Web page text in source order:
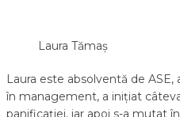
Laura Tămaș
Laura este absolventă de
în management, a inițiat
panificației, iar apoi s-a mutat